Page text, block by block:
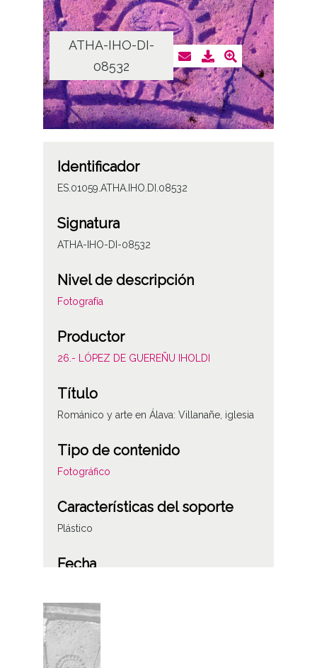
ATHA-IHO-DI-
08532
Identificador
ES.01059.ATHA.IHO.DI.08532
Signatura
ATHA-IHO-DI-08532
Nivel de descripción
Fotografía
Productor
26.- LÓPEZ DE GUEREÑU IHOLDI
Título
Románico y arte en Álava: Villanañe, iglesia
Tipo de contenido
Fotográfico
Características del soporte
Plástico
Fecha
Lugar
Villanañe